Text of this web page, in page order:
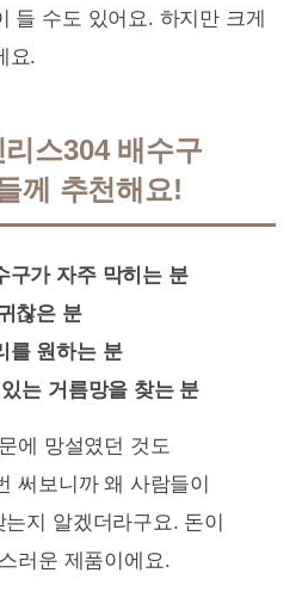
들 수도 있어요. 하지만 크게
요.
스304 배수구
께 추천해요!
구가 자주 막히는 분
찮은 분
를 원하는 분
는 거름망을 찾는 분
에 망설였던 것도
써보니까 왜 사람들이
지 알겠더라구요. 돈이
러운 제품이에요.